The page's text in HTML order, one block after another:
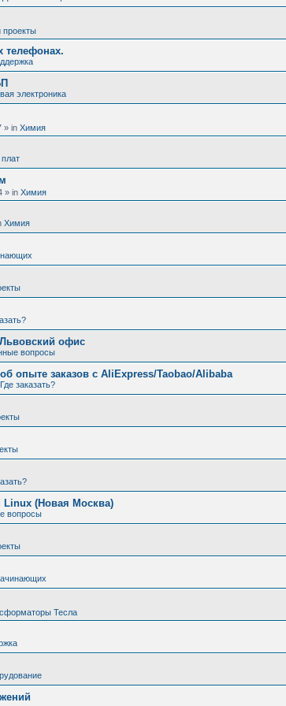
телефонах.
электроника
» in Химия
» in Химия
Химия
офис
вопросы
опыте заказов с AliExpress/Taobao/Alibaba
Где заказать?
Linux (Новая Москва)
вопросы
Тесла